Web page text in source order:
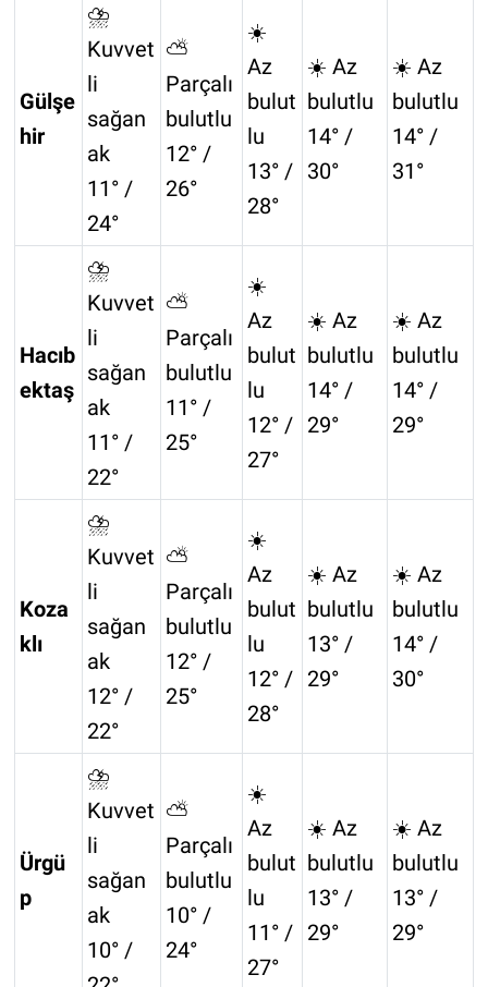
Gülşe
hir
⛈️
Kuvvet
li
sağan
ak
11° /
24°
⛅
Parçalı
bulutlu
12° /
26°
☀️
Az
bulut
lu
13° /
28°
☀️ Az
bulutlu
14° /
30°
☀️ Az
bulutlu
14° /
31°
Hacıb
ektaş
⛈️
Kuvvet
li
sağan
ak
11° /
22°
⛅
Parçalı
bulutlu
11° /
25°
☀️
Az
bulut
lu
12° /
27°
☀️ Az
bulutlu
14° /
29°
☀️ Az
bulutlu
14° /
29°
Koza
klı
⛈️
Kuvvet
li
sağan
ak
12° /
22°
⛅
Parçalı
bulutlu
12° /
25°
☀️
Az
bulut
lu
12° /
28°
☀️ Az
bulutlu
13° /
29°
☀️ Az
bulutlu
14° /
30°
Ürgü
p
⛈️
Kuvvet
li
sağan
ak
10° /
⛅
Parçalı
bulutlu
10° /
24°
☀️
Az
bulut
lu
11° /
27°
☀️ Az
bulutlu
13° /
29°
☀️ Az
bulutlu
13° /
29°